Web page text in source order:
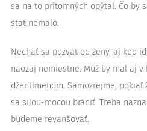
sa na to prítomných opýtal. Čo by
stať nemalo.
Nechať sa pozvať od ženy, aj keď
naozaj nemiestne. Muž by mal aj
džentlmenom. Samozrejme,
sa silou-mocou brániť. Treba
budeme revanšovať.